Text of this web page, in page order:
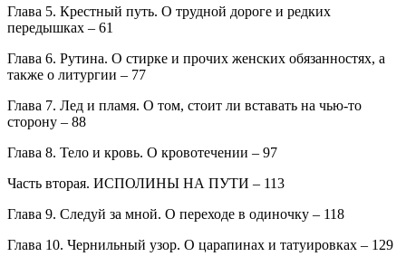
Глава 5. Крестный путь. О трудной дороге и редких
передышках – 61
Глава 6. Рутина. О стирке и прочих женских обязанностях, а
также о литургии – 77
Глава 7. Лед и пламя. О том, стоит ли вставать на чью-то
сторону – 88
Глава 8. Тело и кровь. О кровотечении – 97
Часть вторая. ИСПОЛИНЫ НА ПУТИ – 113
Глава 9. Следуй за мной. О переходе в одиночку – 118
Глава 10. Чернильный узор. О царапинах и татуировках – 129